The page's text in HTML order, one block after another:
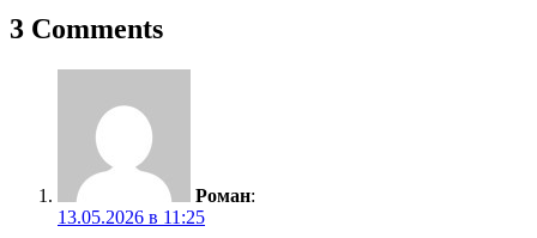
3 Comments
Роман:
13.05.2026 в 11:25